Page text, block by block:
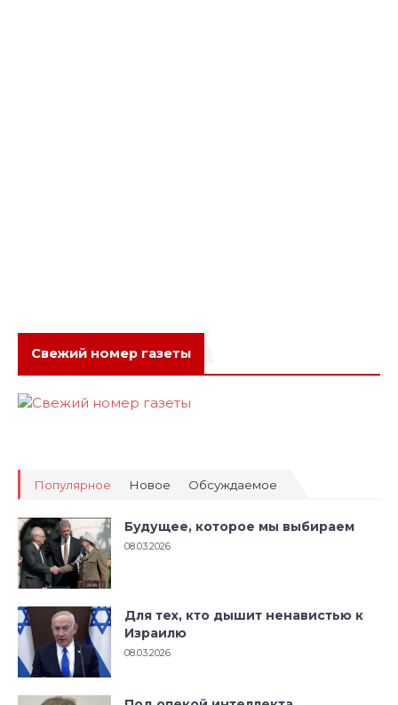
Свежий номер газеты
Популярное Новое Обсуждаемое
Будущее, которое мы выбираем
08.03.2026
Для тех, кто дышит ненавистью к
Израилю
08.03.2026